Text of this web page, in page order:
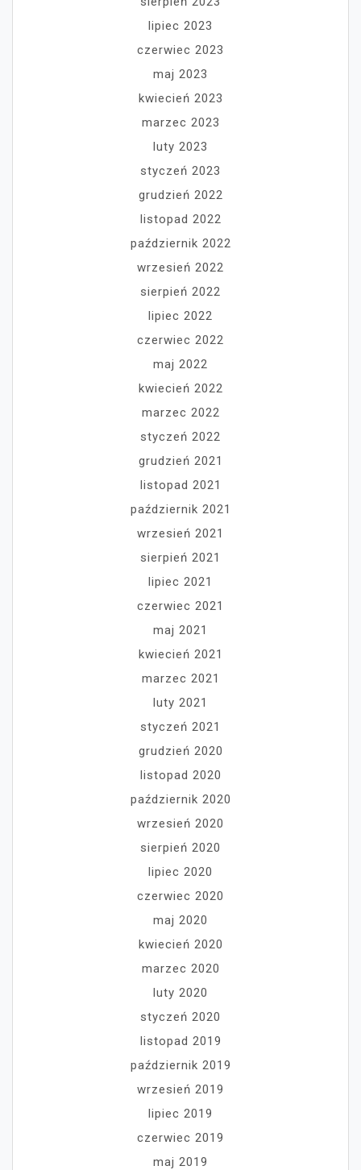
lipiec 2023
czerwiec 2023
maj 2023
kwiecień 2023
marzec 2023
luty 2023
styczeń 2023
grudzień 2022
listopad 2022
październik 2022
wrzesień 2022
sierpień 2022
lipiec 2022
czerwiec 2022
maj 2022
kwiecień 2022
marzec 2022
styczeń 2022
grudzień 2021
listopad 2021
październik 2021
wrzesień 2021
sierpień 2021
lipiec 2021
czerwiec 2021
maj 2021
kwiecień 2021
marzec 2021
luty 2021
styczeń 2021
grudzień 2020
listopad 2020
październik 2020
wrzesień 2020
sierpień 2020
lipiec 2020
czerwiec 2020
maj 2020
kwiecień 2020
marzec 2020
luty 2020
styczeń 2020
listopad 2019
październik 2019
wrzesień 2019
lipiec 2019
czerwiec 2019
maj 2019